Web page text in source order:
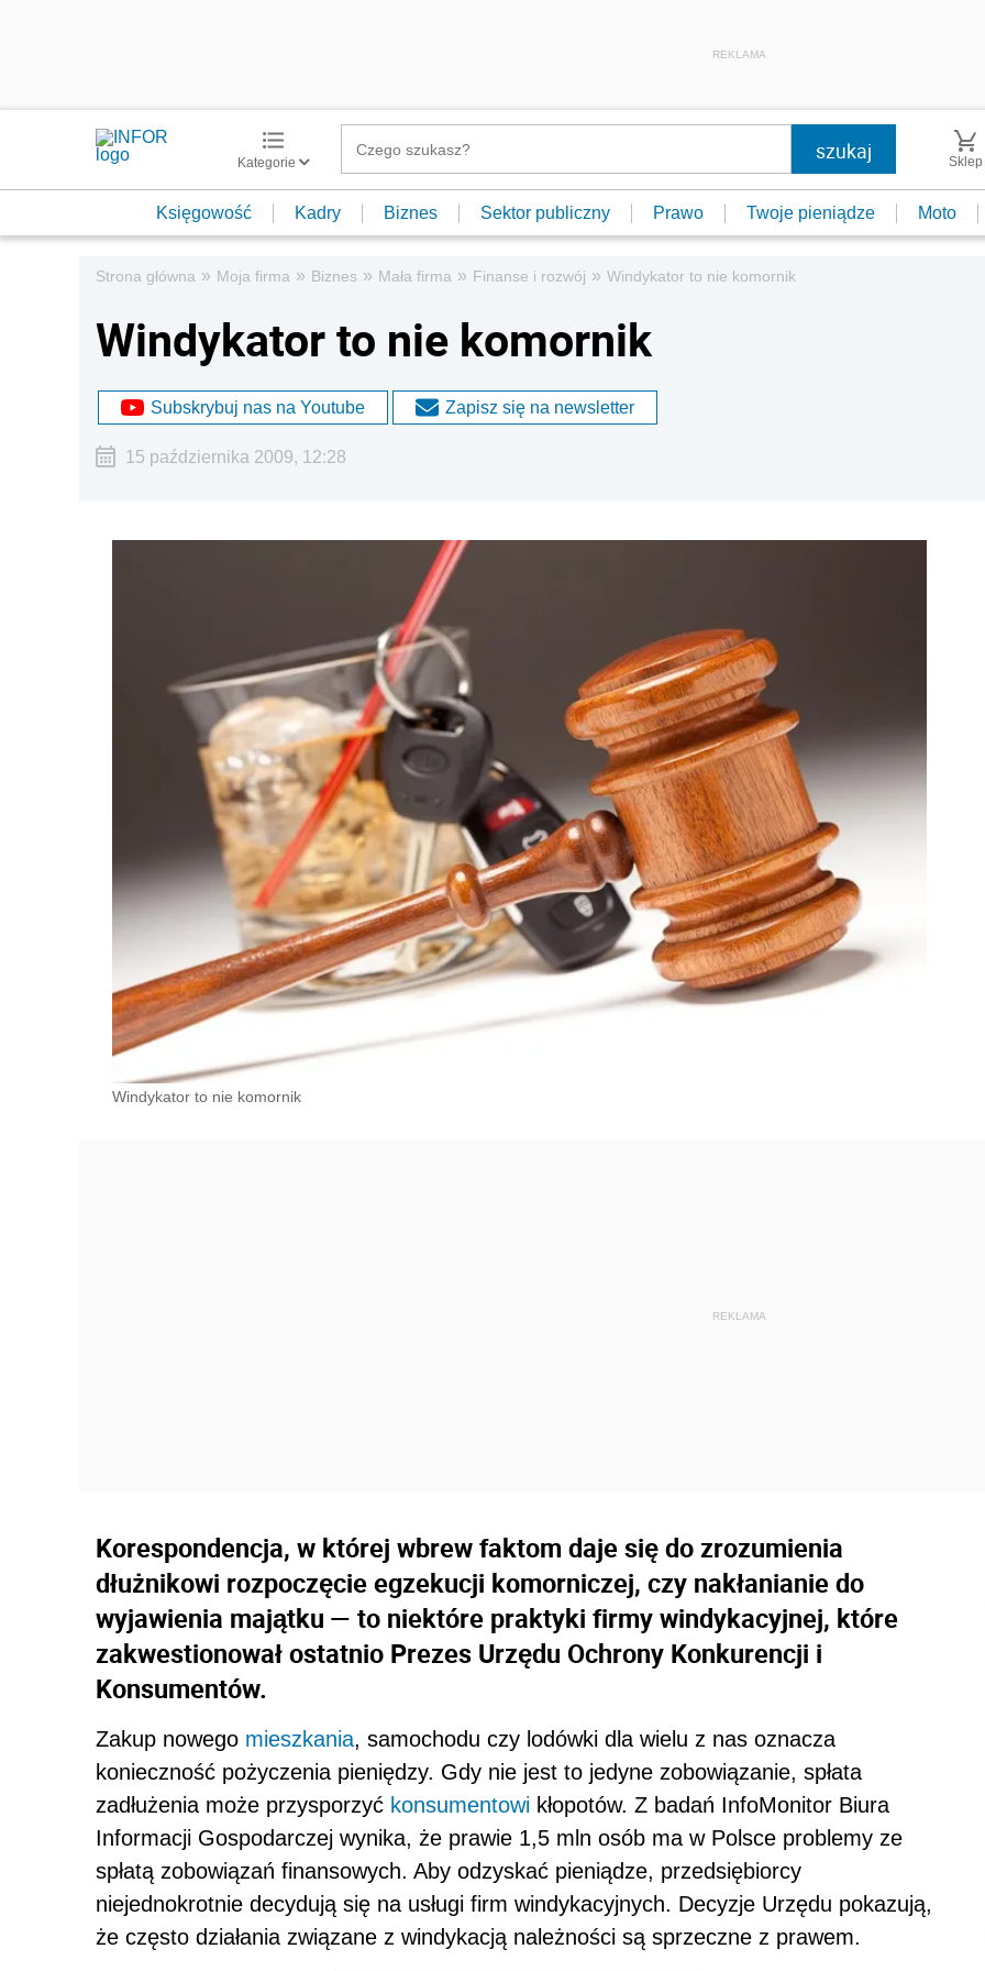
REKLAMA
Kategorie Sklep
Księgowość Kadry Biznes Sektor publiczny Prawo Twoje pieniądze Moto
Strona główna » Moja firma » Biznes » Mała firma » Finanse i rozwój » Windykator to nie komornik
Windykator to nie komornik
Subskrybuj nas na Youtube Zapisz się na newsletter
15 października 2009, 12:28
Windykator to nie komornik
Korespondencja, w której wbrew faktom daje się do zrozumienia
dłużnikowi rozpoczęcie egzekucji komorniczej, czy nakłanianie do
wyjawienia majątku — to niektóre praktyki firmy windykacyjnej, które
zakwestionował ostatnio Prezes Urzędu Ochrony Konkurencji i
Konsumentów.
Zakup nowego mieszkania, samochodu czy lodówki dla wielu z nas oznacza
konieczność pożyczenia pieniędzy. Gdy nie jest to jedyne zobowiązanie, spłata
zadłużenia może przysporzyć konsumentowi kłopotów. Z badań InfoMonitor Biura
Informacji Gospodarczej wynika, że prawie 1,5 mln osób ma w Polsce problemy ze
spłatą zobowiązań finansowych. Aby odzyskać pieniądze, przedsiębiorcy
niejednokrotnie decydują się na usługi firm windykacyjnych. Decyzje Urzędu pokazują,
że często działania związane z windykacją należności są sprzeczne z prawem.